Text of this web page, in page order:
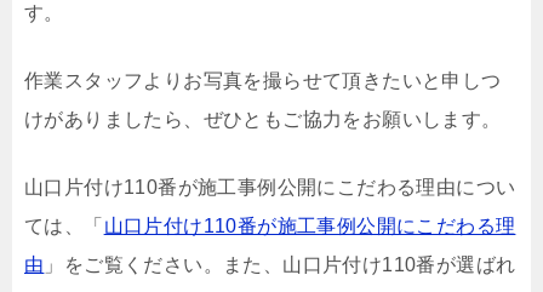
す。
作業スタッフよりお写真を撮らせて頂きたいと申しつ
けがありましたら、ぜひともご協力をお願いします。
山口片付け110番が施工事例公開にこだわる理由につい
ては、「 山口片付け110番が施工事例公開にこだわる理
由 」をご覧ください。また、山口片付け110番が選ばれ